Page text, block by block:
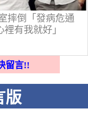
摔倒「發病危通
有我就好」
留言!!
版